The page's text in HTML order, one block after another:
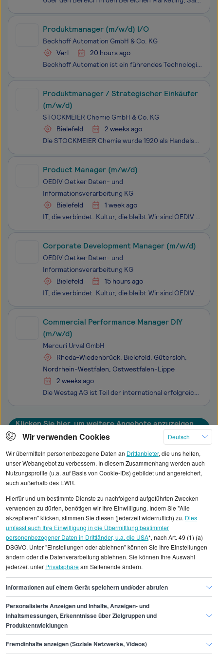
Produktmanager (m/w/d) I/O
Beckhoff Automation GmbH & Co. KG
Verl
20 hours ago
Beckhoff Automation ist ein führendes Technologieunternehmen für Automatisierungstechnik und ein Pionier im Bereich der PC-basierten Steuerungstechnik. Seit unserer Gründung im Jahr 1980 sind wir ein eigenständiges und inhabergeführtes Familienunternehmen. Im Geschäftsjahr 2025 erzielten wir weltwei
Produktmanager / Strategischer Einkäufer
(m/w/d)
STOCKMEIER Chemie GmbH & Co. KG
Bielefeld
2 weeks ago
Die STOCKMEIER Chemie wurde 1920 als Handelshaus für chemische Produkte in Bielefeld gegründet. Sie ist der Ursprung der STOCKMEIER Gruppe und ihr größter Geschäftsbereich. Die STOCKMEIER Gruppe ist ein unabhängiges Familienunternehmen, das in dritter Generation inhabergeführt wird. Die Gruppe umfas
Product Manager (m/w/d)
OEDIV Oetker Daten- und
Informationsverarbeitung KG
Bielefeld
1 week ago
IT, die verbindet. Kultur, die bleibt.Wir sind OEDIV – Partner für IT-Infrastruktur und Managed Services im deutschen Mittelstand. Seit 30 Jahren leben wir echte Verbindung indem wir unsere Kunden mit tiefem technischen Know-how, viel Flexibilität und echtem Teamgeist begleiten.Unsere Schwerpunkte:
Corporate Development Manager (m/w/d)
OEDIV Oetker Daten- und
Informationsverarbeitung KG
Bielefeld
15 hours ago
IT, die verbindet. Kultur, die bleibt.Wir sind OEDIV – Partner für IT-Infrastruktur und Managed Services im deutschen Mittelstand. Seit 30 Jahren leben wir echte Verbindung indem wir unsere Kunden mit tiefem technischen Know-how, viel Flexibilität und echtem Teamgeist begleiten.Unsere Schwerpunkte:
Commercial Performance Manager DIY
(m/w/d)
Mercuri Urval GmbH
Rheda-Wiedenbrück, Bielefeld, Gütersloh,
Nordrhein-Westfalen, Ostwestfalen-Lippe
2 weeks ago
Die Westag AG ist Teil der international erfolgreichen Broadview Gruppe und zählt in der DACH-Region zu den etablierten Anbietern von Oberflächenmaterialien sowie Produkten wie Türen und Arbeitsplatten. Mit leistungsfähiger Produktion, starken Marktpositionen und langjährigen Kundenbeziehungen im Ha
Klicken Sie hier, um weitere Angebote anzuzeigen
Alle angezeigten Gehaltsdaten beruhen auf
Durchschnittswerte und die Angaben können nicht
einzelnen Stellenangeboten zugeordnet werden.
Gehaltsinformationen
Marketing
Product Development Manager
Product Development Manager Bielefeld
Finde den Job,
der zu dir passt.
Wir verwenden Cookies
Deutsch
Wir übermitteln personenbezogene Daten an Drittanbieter, die uns helfen,
unser Webangebot zu verbessern. In diesem Zusammenhang werden auch
Nutzungsprofile (u.a. auf Basis von Cookie-IDs) gebildet und angereichert,
auch außerhalb des EWR.
Hierfür und um bestimmte Dienste zu nachfolgend aufgeführten Zwecken
verwenden zu dürfen, benötigen wir Ihre Einwilligung. Indem Sie "Alle
akzeptieren" klicken, stimmen Sie diesen (jederzeit widerruflich) zu. Dies
umfasst auch Ihre Einwilligung in die Übermittlung bestimmter
personenbezogener Daten in Drittländer, u.a. die USA*, nach Art. 49 (1) (a)
DSGVO. Unter "Einstellungen oder ablehnen" können Sie Ihre Einstellungen
ändern oder die Datenverarbeitung ablehnen. Sie können Ihre Auswahl
jederzeit unter Privatsphäream Seitenende ändern.
Informationen auf einem Gerät speichern und/oder abrufen
Personalisierte Anzeigen und Inhalte, Anzeigen- und
Inhaltsmessungen, Erkenntnisse über Zielgruppen und
Produktentwicklungen
Fremdinhalte anzeigen (Soziale Netzwerke, Videos)